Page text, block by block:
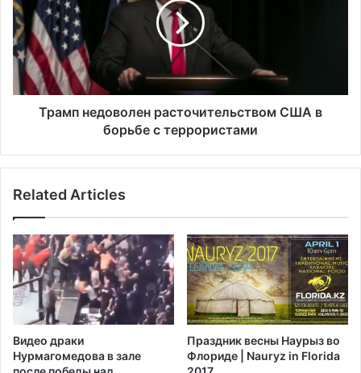
США
в
борьбе
с
террористами
Трамп недоволен расточительством США в
борьбе с террористами
Related Articles
Видео драки
Нурмагомедова в зале
Праздник весны Наурыз во
Флориде | Nauryz in Florida